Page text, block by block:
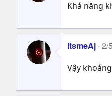
Khả năng
ItsmeAj 2/
Vậy